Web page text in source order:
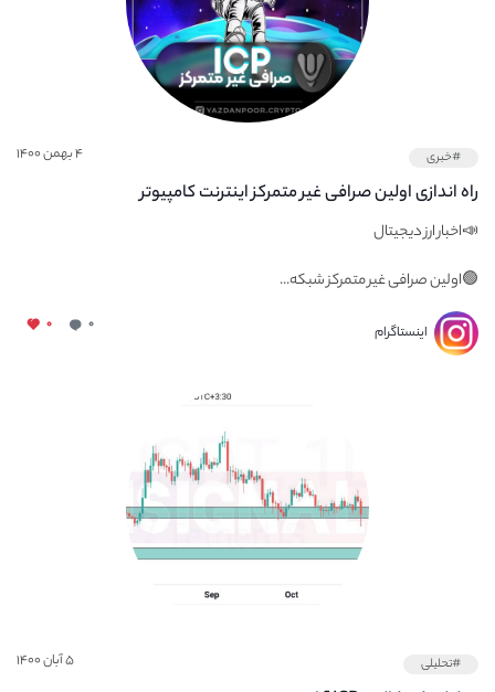
#خبری ۴ بهمن ۱۴۰۰
راه اندازی اولین صرافی غیر متمرکز اینترنت کامپیوتر
📣اخبار ارز دیجیتال
🟢اولین صرافی غیر متمرکز شبکه...
اینستاگرام ۰ ۰
#تحلیلی ۵ آبان ۱۴۰۰